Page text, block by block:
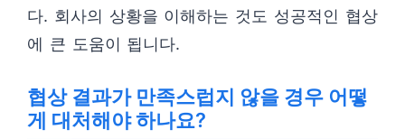
다. 회사의 상황을 이해하는 것도 성공적인 협상
에 큰 도움이 됩니다.
협상 결과가 만족스럽지 않을 경우 어떻
게 대처해야 하나요?